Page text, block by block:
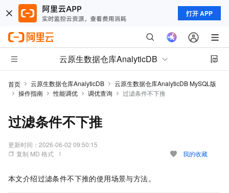
打开 APP
云原生数据仓库AnalyticDB
首页 云原生数据仓库AnalyticDB
云原生数据仓库AnalyticDB MySQL版
操作指南
性能调优 调优查询 过滤条件不下推
过滤条件不下推
更新时间： 2026-06-02 09:50:15
复制 MD 格式
我的收藏
本文介绍过滤条件不下推的使用场景与方法。